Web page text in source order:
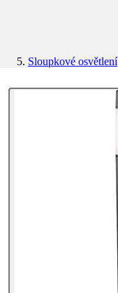
Sloupkové osvětlení